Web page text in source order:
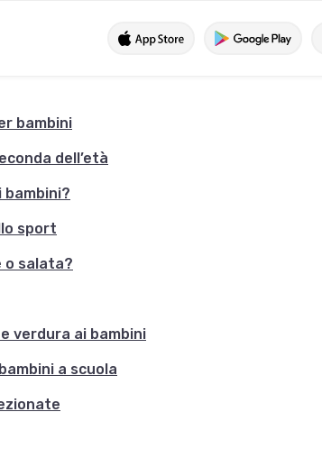
bambini
dell’età
bambini?
sport
o salata?
verdura ai bambini
a scuola